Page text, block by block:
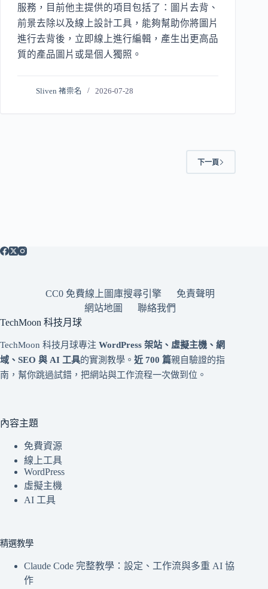
服務，目前他主提供的項目包括了：圖片去背、
前景去除以及線上設計工具，能夠幫助你將圖片
進行去背後，立即線上進行編輯，產生出更高品
質的產品圖片或是個人獨照。
Sliven 褚崇名 2026-07-28
下一頁
CC0 免費線上圖庫搜尋引擎
免責聲明
網站地圖
聯絡我們
TechMoon 科技月球
TechMoon 科技月球專注 WordPress 架站、虛擬主機、網
域、SEO 與 AI 工具的實測教學。 近 700 篇親自驗證的指
南，幫你跳過試錯，把網站與工作流程一次做到位。
內容主題
免費資源
線上工具
WordPress
虛擬主機
AI 工具
精選教學
Claude Code 完整教學：設定、工作流與多重 AI 協
作